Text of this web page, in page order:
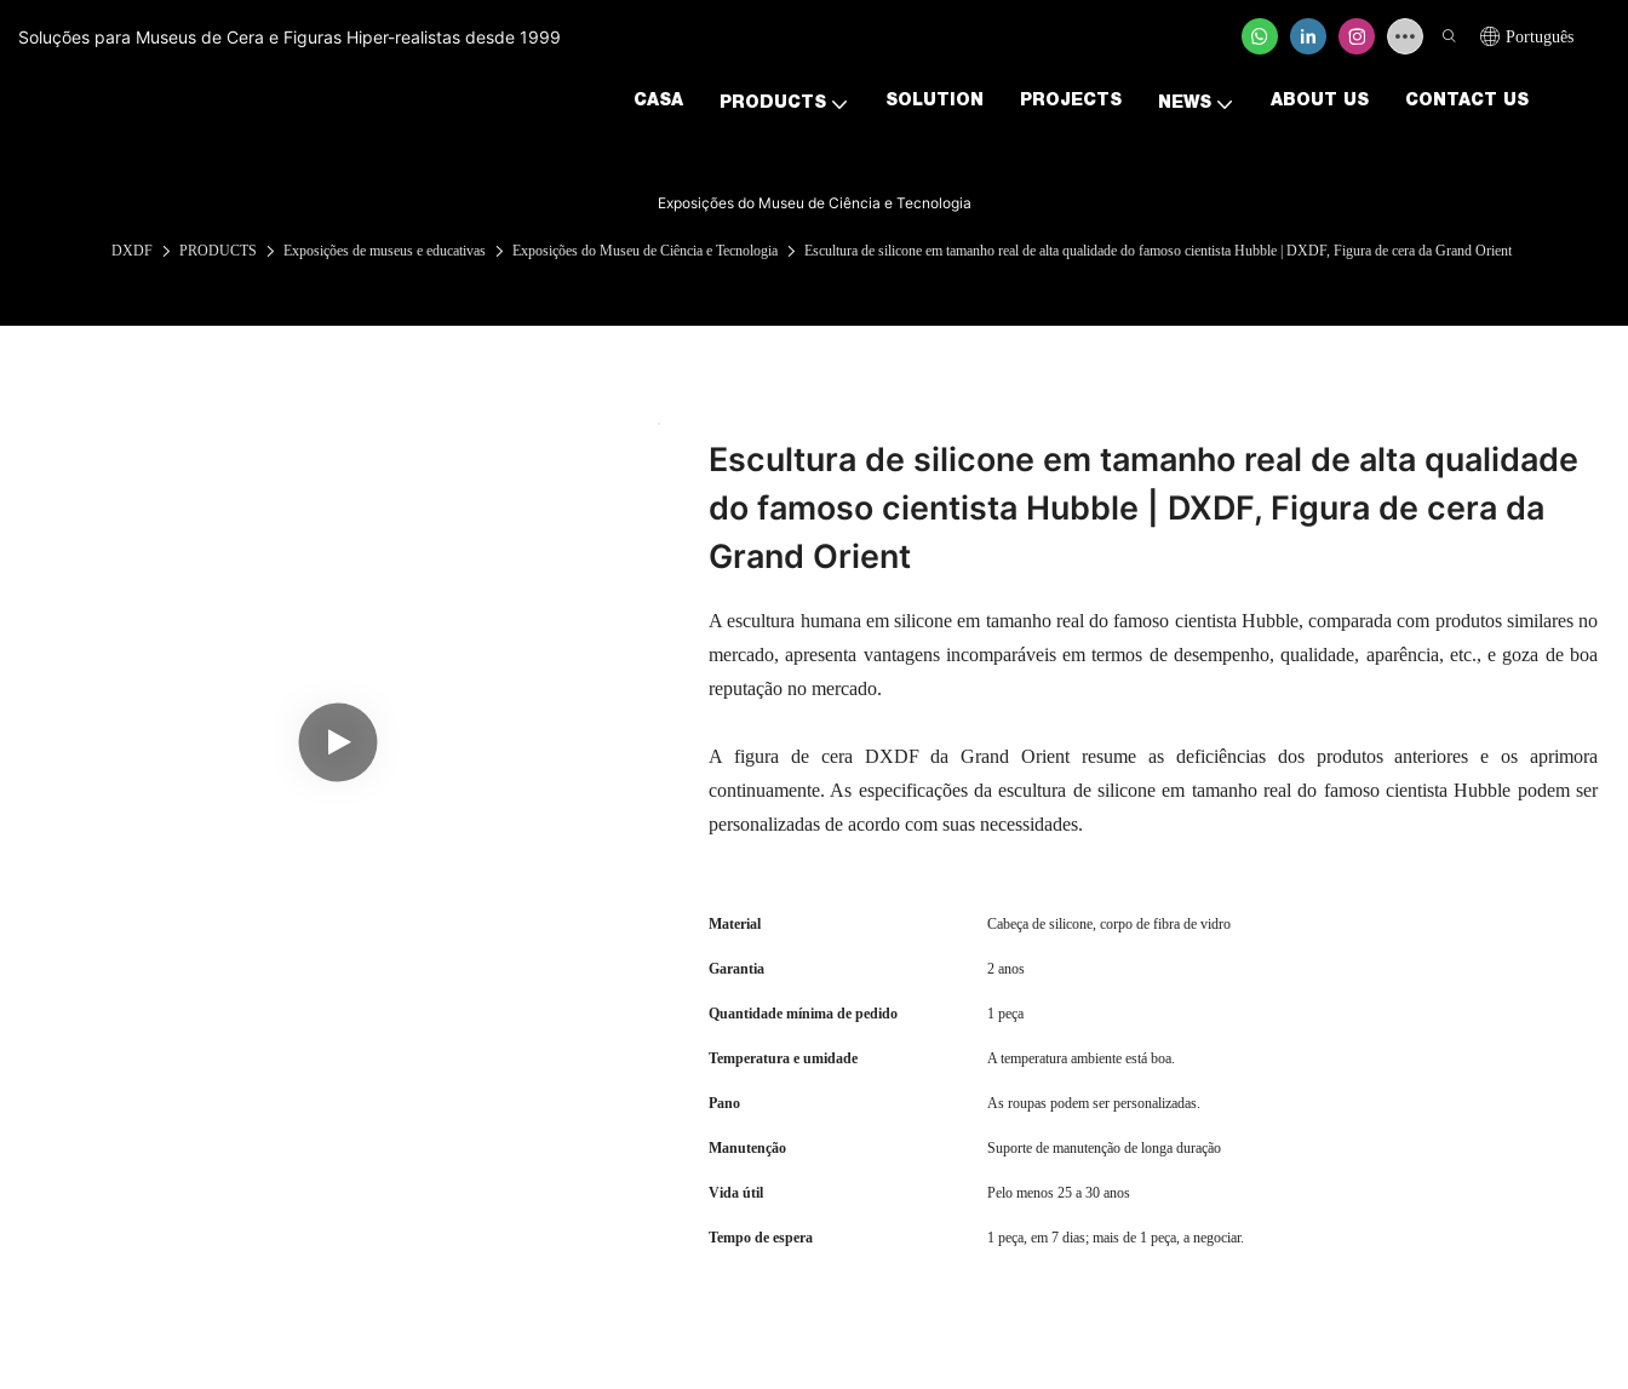
Soluções para Museus de Cera e Figuras Hiper-realistas desde 1999 Português
CASA PRODUCTS SOLUTION PROJECTS NEWS ABOUT US CONTACT US
Exposições do Museu de Ciência e Tecnologia
DXDF PRODUCTS Exposições de museus e educativas Exposições do Museu de Ciência e Tecnologia Escultura de silicone em tamanho real de alta qualidade do famoso cientista Hubble | DXDF, Figura de cera da Grand Orient
Escultura de silicone em tamanho real de alta qualidade
do famoso cientista Hubble | DXDF, Figura de cera da
Grand Orient
A escultura humana em silicone em tamanho real do famoso cientista Hubble, comparada com produtos similares no
mercado, apresenta vantagens incomparáveis ​​em termos de desempenho, qualidade, aparência, etc., e goza de boa
reputação no mercado.
A figura de cera DXDF da Grand Orient resume as deficiências dos produtos anteriores e os aprimora
continuamente. As especificações da escultura de silicone em tamanho real do famoso cientista Hubble podem ser
personalizadas de acordo com suas necessidades.
Material Cabeça de silicone, corpo de fibra de vidro
Garantia 2 anos
Quantidade mínima de pedido 1 peça
Temperatura e umidade A temperatura ambiente está boa.
Pano As roupas podem ser personalizadas.
Manutenção Suporte de manutenção de longa duração
Vida útil Pelo menos 25 a 30 anos
Tempo de espera 1 peça, em 7 dias; mais de 1 peça, a negociar.